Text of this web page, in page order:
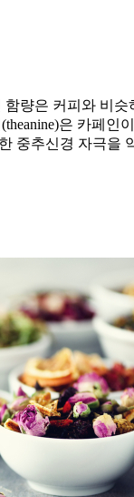
량은 커피와 비
은 카페
중추신경 자극